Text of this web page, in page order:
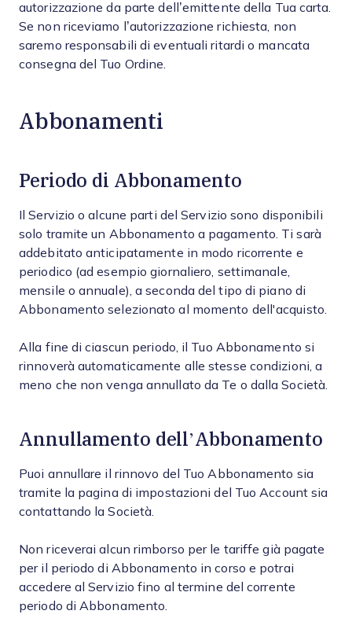
autorizzazione da parte dell’emittente della Tua carta.
Se non riceviamo l’autorizzazione richiesta, non
saremo responsabili di eventuali ritardi o mancata
consegna del Tuo Ordine.
Abbonamenti
Periodo di Abbonamento
Il Servizio o alcune parti del Servizio sono disponibili
solo tramite un Abbonamento a pagamento. Ti sarà
addebitato anticipatamente in modo ricorrente e
periodico (ad esempio giornaliero, settimanale,
mensile o annuale), a seconda del tipo di piano di
Abbonamento selezionato al momento dell'acquisto.
Alla fine di ciascun periodo, il Tuo Abbonamento si
rinnoverà automaticamente alle stesse condizioni, a
meno che non venga annullato da Te o dalla Società.
Annullamento dell’Abbonamento
Puoi annullare il rinnovo del Tuo Abbonamento sia
tramite la pagina di impostazioni del Tuo Account sia
contattando la Società.
Non riceverai alcun rimborso per le tariffe già pagate
per il periodo di Abbonamento in corso e potrai
accedere al Servizio fino al termine del corrente
periodo di Abbonamento.